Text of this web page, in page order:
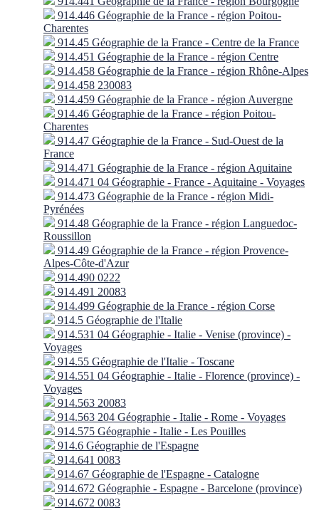
914.446 Géographie de la France - région Poitou-
Charentes
914.45 Géographie de la France - Centre de la France
914.451 Géographie de la France - région Centre
914.458 Géographie de la France - région Rhône-Alpes
914.458 230083
914.459 Géographie de la France - région Auvergne
914.46 Géographie de la France - région Poitou-
Charentes
914.47 Géographie de la France - Sud-Ouest de la
France
914.471 Géographie de la France - région Aquitaine
914.471 04 Géographie - France - Aquitaine - Voyages
914.473 Géographie de la France - région Midi-
Pyrénées
914.48 Géographie de la France - région Languedoc-
Roussillon
914.49 Géographie de la France - région Provence-
Alpes-Côte-d'Azur
914.490 0222
914.491 20083
914.499 Géographie de la France - région Corse
914.5 Géographie de l'Italie
914.531 04 Géographie - Italie - Venise (province) -
Voyages
914.55 Géographie de l'Italie - Toscane
914.551 04 Géographie - Italie - Florence (province) -
Voyages
914.563 20083
914.563 204 Géographie - Italie - Rome - Voyages
914.575 Géographie - Italie - Les Pouilles
914.6 Géographie de l'Espagne
914.641 0083
914.67 Géographie de l'Espagne - Catalogne
914.672 Géographie - Espagne - Barcelone (province)
914.672 0083